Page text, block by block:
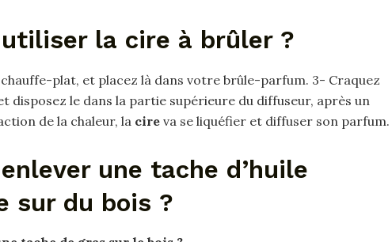
la cire à brûler ?
plat, et placez là dans votre brûle-parfum. 3- Craquez
disposez le dans la partie supérieure du diffuseur, après un
de la chaleur, la cire va se liquéfier et diffuser son parfum.
une tache d’huile
sur du bois ?